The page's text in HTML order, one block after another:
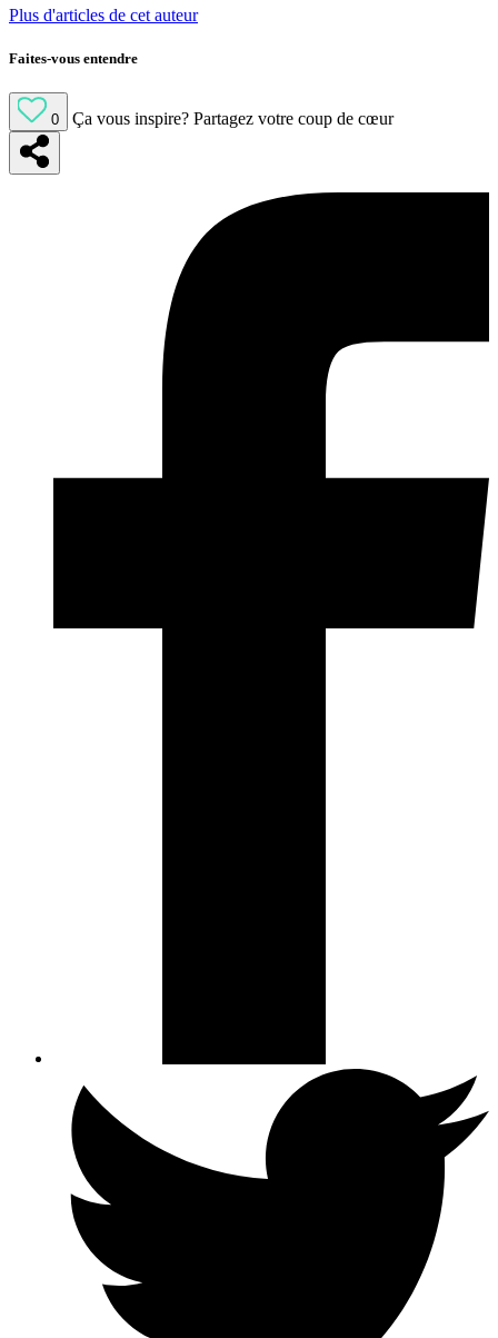
Plus d'articles de cet auteur
Faites-vous entendre
0 Ça vous inspire? Partagez votre coup de cœur